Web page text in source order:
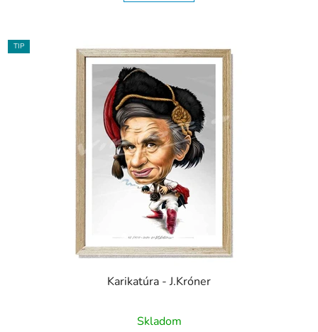
TIP
Karikatúra - J.Króner
Skladom